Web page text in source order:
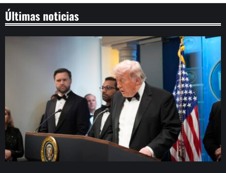
Últimas noticias